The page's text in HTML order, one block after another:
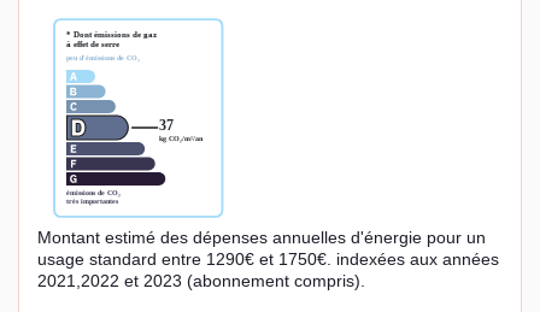
Montant estimé des dépenses annuelles d'énergie pour un
usage standard entre 1290€ et 1750€. indexées aux années
2021,2022 et 2023 (abonnement compris).